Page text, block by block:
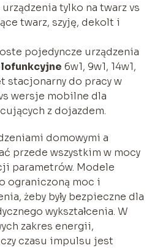
tylko na twarz vs
twarz, szyję, dekolt i
pojedyncze urządzenia
6w1, 9w1, 14w1,
stacjonarny do pracy w
wersje mobilne dla
z dojazdem.
domowymi a
przede wszystkim w mocy
parametrów. Modele
ograniczoną moc i
żeby były bezpieczne dla
wykształcenia. W
zakres energii,
czasu impulsu jest